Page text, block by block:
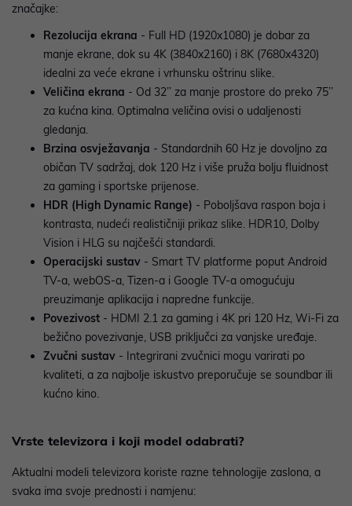
značajke:
Rezolucija ekrana - Full HD (1920x1080) je dobar za
manje ekrane, dok su 4K (3840x2160) i 8K (7680x4320)
idealni za veće ekrane i vrhunsku oštrinu slike.
Veličina ekrana - Od 32’’ za manje prostore do preko 75’’
za kućna kina. Optimalna veličina ovisi o udaljenosti
gledanja.
Brzina osvježavanja - Standardnih 60 Hz je dovoljno za
običan TV sadržaj, dok 120 Hz i više pruža bolju fluidnost
za gaming i sportske prijenose.
HDR (High Dynamic Range) - Poboljšava raspon boja i
kontrasta, nudeći realističniji prikaz slike. HDR10, Dolby
Vision i HLG su najčešći standardi.
Operacijski sustav - Smart TV platforme poput Android
TV-a, webOS-a, Tizen-a i Google TV-a omogućuju
preuzimanje aplikacija i napredne funkcije.
Povezivost - HDMI 2.1 za gaming i 4K pri 120 Hz, Wi-Fi za
bežično povezivanje, USB priključci za vanjske uređaje.
Zvučni sustav - Integrirani zvučnici mogu varirati po
kvaliteti, a za najbolje iskustvo preporučuje se soundbar ili
kućno kino.
Vrste televizora i koji model odabrati?
Aktualni modeli televizora koriste razne tehnologije zaslona, a
svaka ima svoje prednosti i namjenu: